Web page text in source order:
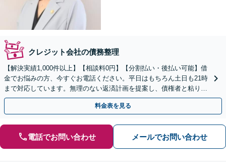
クレジット会社の債務整理
【解決実績1,000件以上】【相談料0円】【分割払い・後払い可能】借
金でお悩みの方、今すぐお電話ください。平日はもちろん土日も21時
まで対応しています。無理のない返済計画を提案し、債権者と粘り強
く交渉いたします。
料金表を見る
電話でお問い合わせ メールでお問い合わせ